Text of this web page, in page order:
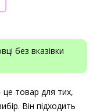
без вказівки
товар для тих,
Він підходить